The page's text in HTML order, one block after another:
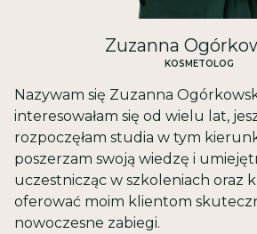
Zuzanna
KOSMETOLOG
Nazywam się Zuzanna
interesowałam się od wielu lat,
rozpoczęłam studia w tym
poszerzam swoją wiedzę i
uczestnicząc w szkoleniach oraz
oferować moim klientom
nowoczesne zabiegi.